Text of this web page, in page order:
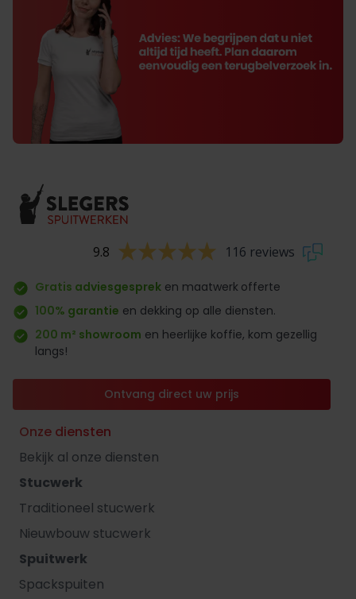
9.8 116 reviews
Gratis adviesgesprek en maatwerk offerte
100% garantie en dekking op alle diensten.
200 m² showroom en heerlijke koffie, kom gezellig
langs!
Ontvang direct uw prijs
Onze diensten
Bekijk al onze diensten
Stucwerk
Traditioneel stucwerk
Nieuwbouw stucwerk
Spuitwerk
Spackspuiten